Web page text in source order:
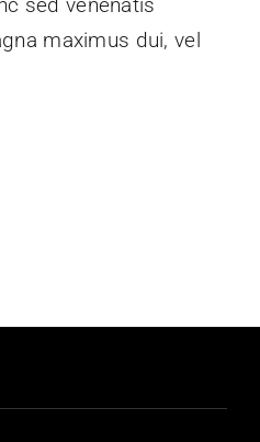
sed venenatis
maximus dui, vel